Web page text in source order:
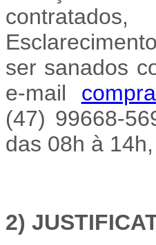
ser sanados
e-mail
(47) 99668-
das 08h à
2)